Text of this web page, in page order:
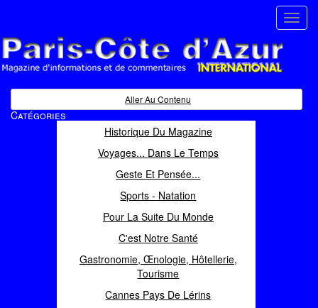
Magazine d'informations et de commentaires
Aller Au Contenu
Catégories
Historique Du Magazine
Voyages... Dans Le Temps
Geste Et Pensée...
Sports - Natation
Pour La Suite Du Monde
C'est Notre Santé
Gastronomie, Œnologie, Hôtellerie,
Tourisme
Cannes Pays De Lérins